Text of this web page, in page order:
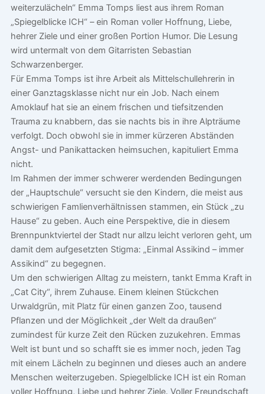
weiterzulächeln“ Emma Tomps liest aus ihrem Roman
„Spiegelblicke ICH“ – ein Roman voller Hoffnung, Liebe,
hehrer Ziele und einer großen Portion Humor. Die Lesung
wird untermalt von dem Gitarristen Sebastian
Schwarzenberger.
Für Emma Tomps ist ihre Arbeit als Mittelschullehrerin in
einer Ganztagsklasse nicht nur ein Job. Nach einem
Amoklauf hat sie an einem frischen und tiefsitzenden
Trauma zu knabbern, das sie nachts bis in ihre Alpträume
verfolgt. Doch obwohl sie in immer kürzeren Abständen
Angst- und Panikattacken heimsuchen, kapituliert Emma
nicht.
Im Rahmen der immer schwerer werdenden Bedingungen
der „Hauptschule“ versucht sie den Kindern, die meist aus
schwierigen Famlienverhältnissen stammen, ein Stück „zu
Hause“ zu geben. Auch eine Perspektive, die in diesem
Brennpunktviertel der Stadt nur allzu leicht verloren geht, um
damit dem aufgesetzten Stigma: „Einmal Assikind – immer
Assikind“ zu begegnen.
Um den schwierigen Alltag zu meistern, tankt Emma Kraft in
„Cat City“, ihrem Zuhause. Einem kleinen Stückchen
Urwaldgrün, mit Platz für einen ganzen Zoo, tausend
Pflanzen und der Möglichkeit „der Welt da draußen“
zumindest für kurze Zeit den Rücken zuzukehren. Emmas
Welt ist bunt und so schafft sie es immer noch, jeden Tag
mit einem Lächeln zu beginnen und dieses auch an andere
Menschen weiterzugeben. Spiegelblicke ICH ist ein Roman
voller Hoffnung, Liebe und hehrer Ziele. Voller Freundschaft